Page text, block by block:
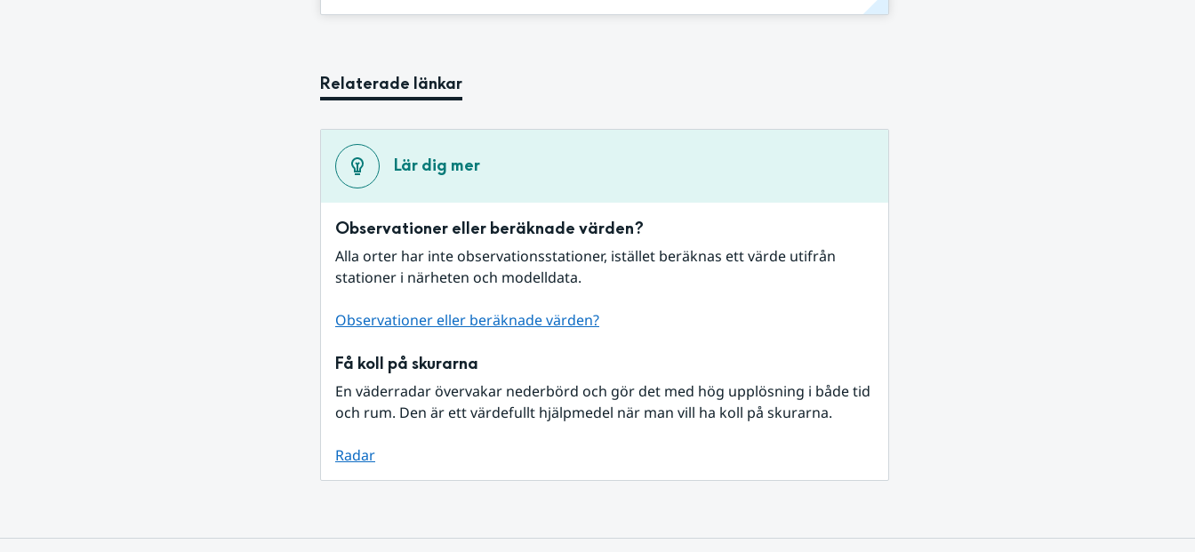
Relaterade länkar
Lär dig mer
Observationer eller beräknade värden?
Alla orter har inte observationsstationer, istället beräknas ett värde utifrån
stationer i närheten och modelldata.
Observationer eller beräknade värden?
Få koll på skurarna
En väderradar övervakar nederbörd och gör det med hög upplösning i både tid
och rum. Den är ett värdefullt hjälpmedel när man vill ha koll på skurarna.
Radar